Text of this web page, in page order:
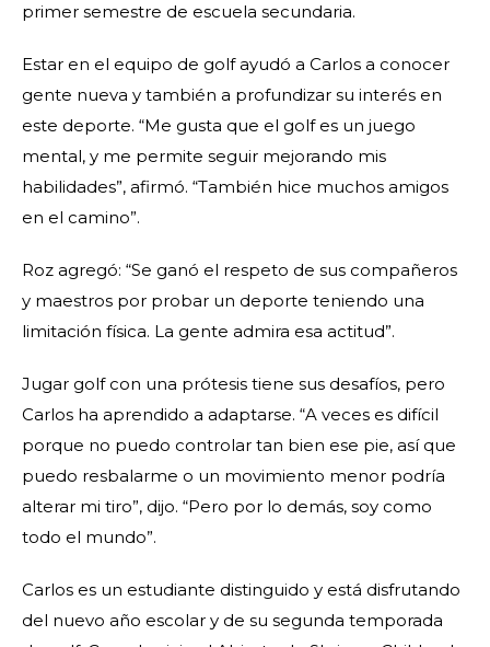
primer semestre de escuela secundaria.
Estar en el equipo de golf ayudó a Carlos a conocer
gente nueva y también a profundizar su interés en
este deporte. “Me gusta que el golf es un juego
mental, y me permite seguir mejorando mis
habilidades”, afirmó. “También hice muchos amigos
en el camino”.
Roz agregó: “Se ganó el respeto de sus compañeros
y maestros por probar un deporte teniendo una
limitación física. La gente admira esa actitud”.
Jugar golf con una prótesis tiene sus desafíos, pero
Carlos ha aprendido a adaptarse. “A veces es difícil
porque no puedo controlar tan bien ese pie, así que
puedo resbalarme o un movimiento menor podría
alterar mi tiro”, dijo. “Pero por lo demás, soy como
todo el mundo”.
Carlos es un estudiante distinguido y está disfrutando
del nuevo año escolar y de su segunda temporada